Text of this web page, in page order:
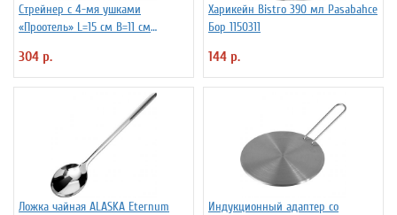
Стрейнер с 4-мя ушками
«Проотель» L=15 см B=11 см
304 р.
Харикейн Bistro 390 мл Pasabahce
Бор 1150311
144 р.
Ложка чайная ALASKA Eternum
Индукционный адаптер со